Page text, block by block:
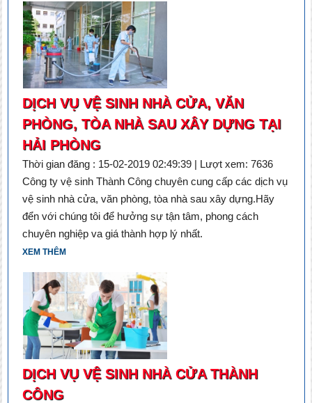
DỊCH VỤ VỆ SINH NHÀ CỬA, VĂN
PHÒNG, TÒA NHÀ SAU XÂY DỰNG TẠI
HẢI PHÒNG
Thời gian đăng : 15-02-2019 02:49:39 | Lượt xem: 7636
Công ty vệ sinh Thành Công chuyên cung cấp các dịch vụ
vệ sinh nhà cửa, văn phòng, tòa nhà sau xây dựng.Hãy
đển với chúng tôi để hưởng sự tận tâm, phong cách
chuyên nghiệp va giá thành hợp lý nhất.
XEM THÊM
DỊCH VỤ VỆ SINH NHÀ CỬA THÀNH
CÔNG